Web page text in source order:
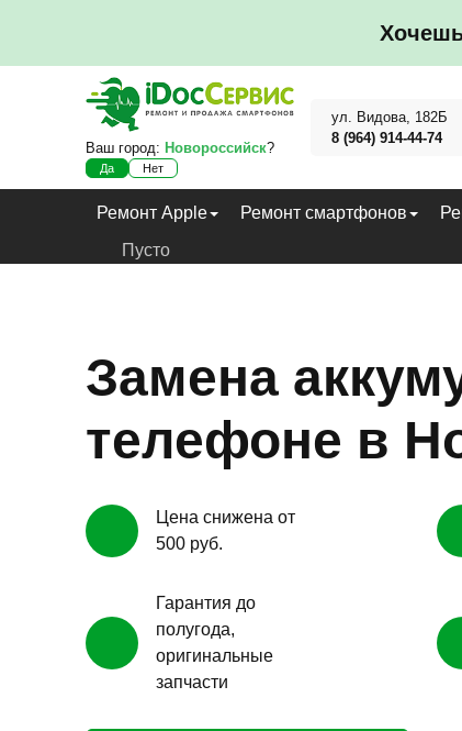
Ваш город: Новороссийск?
Да Нет
ул. Видова, 182Б
8 (964) 914-44-74
Ремонт Apple Ремонт смартфонов
Пусто
Замена
телефоне в
Цена снижена от
500 руб.
Гарантия до
полугода,
оригинальные
запчасти